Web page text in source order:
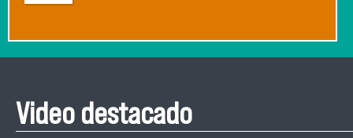
Video destacado